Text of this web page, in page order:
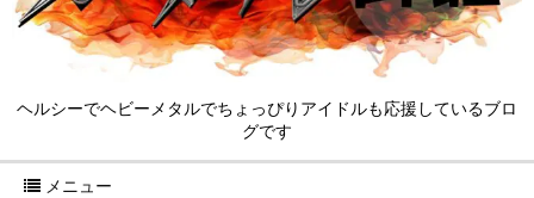
ヘルシーでヘビーメタルでちょっぴりアイドルも応援しているブロ
グです
メニュー